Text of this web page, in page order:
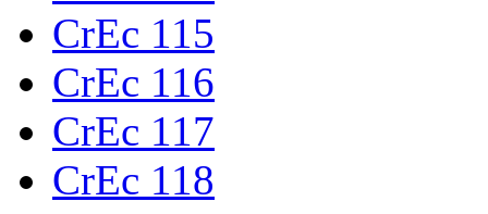
CrEc 115
CrEc 116
CrEc 117
CrEc 118